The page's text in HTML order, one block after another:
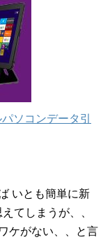
ソコンデータ引
いとも簡単に新
てしまうが、、
ケがない、、と言